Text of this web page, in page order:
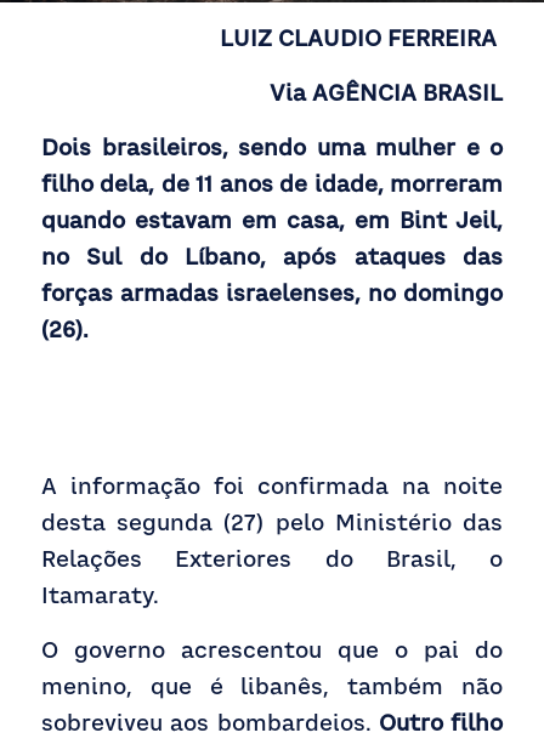
LUIZ CLAUDIO FERREIRA
Via AGÊNCIA BRASIL
Dois brasileiros, sendo uma mulher e o
filho dela, de 11 anos de idade, morreram
quando estavam em casa, em Bint Jeil,
no Sul do Líbano, após ataques das
forças armadas israelenses, no domingo
(26).
A informação foi confirmada na noite
desta segunda (27) pelo Ministério das
Relações Exteriores do Brasil, o
Itamaraty.
O governo acrescentou que o pai do
menino, que é libanês, também não
sobreviveu aos bombardeios. Outro filho